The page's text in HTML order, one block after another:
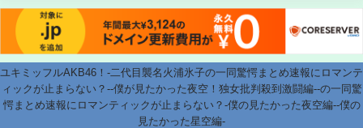
ユキミッフルAKB46！-二代目襲名火浦氷子の一同驚愕まとめ速報にロマンテ
ィックが止まらない？--僕が見たかった夜空！独女批判殺到激闘編--の一同驚
愕まとめ速報にロマンティックが止まらない？-僕の見たかった夜空編--僕の
見たかった星空編-